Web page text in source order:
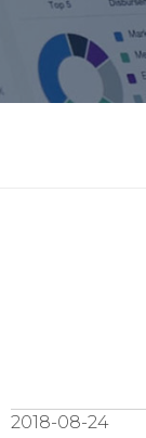
2018-08-24